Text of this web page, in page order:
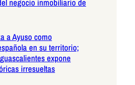
negocio inmobiliario de
a Ayuso como
en su territorio;
expone
irresueltas